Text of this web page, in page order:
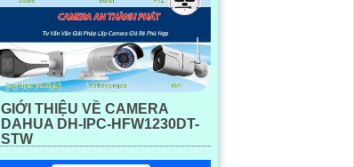
GIỚI THIỆU VỀ CAMERA
DAHUA DH-IPC-HFW1230DT-
STW